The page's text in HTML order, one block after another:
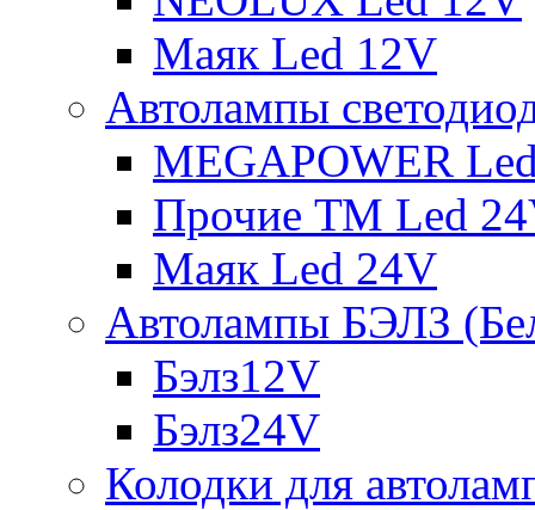
Маяк Led 12V
Автолампы
MEGAPOWER
Прочие ТМ Led
Маяк Led 24V
Автолампы БЭЛЗ
Бэлз12V
Бэлз24V
Колодки для